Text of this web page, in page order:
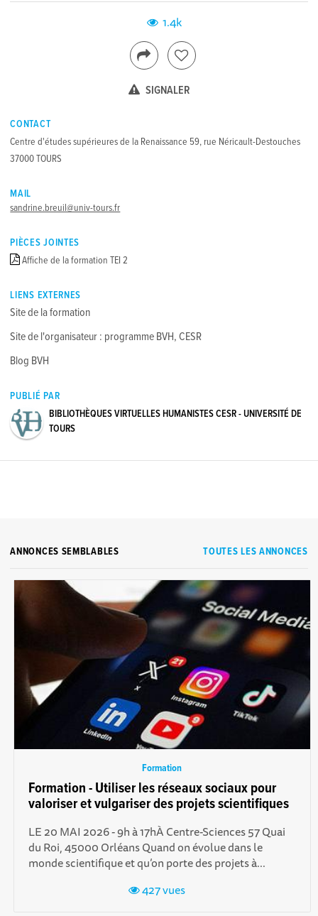
1.4k
SIGNALER
CONTACT
Centre d'études supérieures de la Renaissance 59, rue Néricault-Destouches
37000 TOURS
MAIL
sandrine.breuil@univ-tours.fr
PIÈCES JOINTES
Affiche de la formation TEI 2
LIENS EXTERNES
Site de la formation
Site de l'organisateur : programme BVH, CESR
Blog BVH
PUBLIÉ PAR
BIBLIOTHÈQUES VIRTUELLES HUMANISTES CESR - UNIVERSITÉ DE
TOURS
TOUTES LES ANNONCES
ANNONCES SEMBLABLES
Formation
Formation - Utiliser les réseaux sociaux pour
valoriser et vulgariser des projets scientifiques
LE 20 MAI 2026 - 9h à 17h À Centre-Sciences 57 Quai
du Roi, 45000 Orléans Quand on évolue dans le
monde scientifique et qu’on porte des projets à...
427 vues